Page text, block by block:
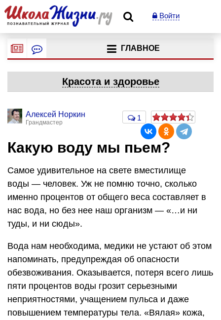
Войти
ГЛАВНОЕ
Красота и здоровье
Алексей Норкин
Грандмастер
1
Какую воду мы пьем?
Самое удивительное на свете вместилище
воды — человек. Уж не помню точно, сколько
именно процентов от общего веса составляет в
нас вода, но без нее наш организм — «…и ни
туды, и ни сюды».
Вода нам необходима, медики не устают об этом
напоминать, предупреждая об опасности
обезвоживания. Оказывается, потеря всего лишь
пяти процентов воды грозит серьезными
неприятностями, учащением пульса и даже
повышением температуры тела. «Вялая» кожа,